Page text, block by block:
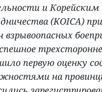
и
(KOICA)
первую оценку
на